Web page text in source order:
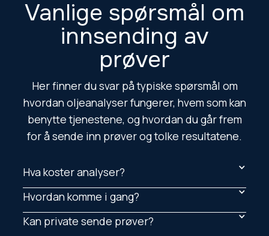
Vanlige spørsmål om
innsending av
prøver
Her finner du svar på typiske spørsmål om
hvordan oljeanalyser fungerer, hvem som kan
benytte tjenestene, og hvordan du går frem
for å sende inn prøver og tolke resultatene.
Hva koster analyser?
Hvordan komme i gang?
Kan private sende prøver?